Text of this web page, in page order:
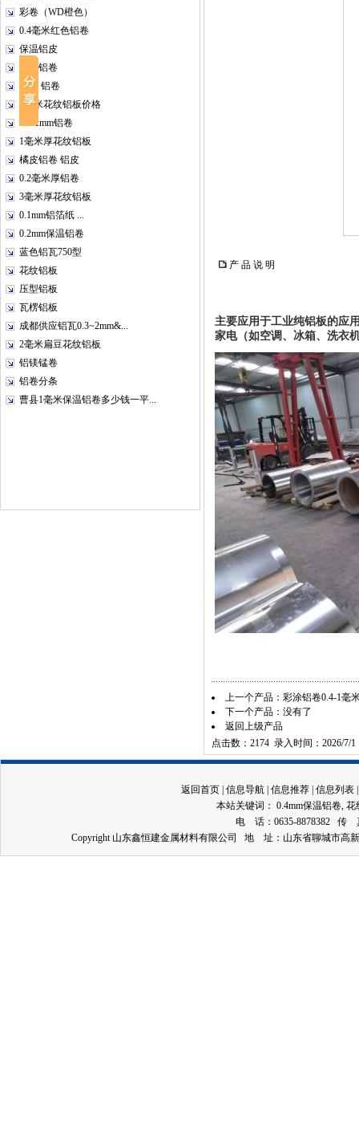
彩卷（WD橙色）
0.4毫米红色铝卷
保温铝皮
彩涂铝卷
1060 铝卷
5毫米花纹铝板价格
0.2-1mm铝卷
1毫米厚花纹铝板
橘皮铝卷 铝皮
0.2毫米厚铝卷
3毫米厚花纹铝板
0.1mm铝箔纸 ...
0.2mm保温铝卷
蓝色铝瓦750型
花纹铝板
压型铝板
瓦楞铝板
成都供应铝瓦0.3~2mm&...
2毫米扁豆花纹铝板
铝镁锰卷
铝卷分条
曹县1毫米保温铝卷多少钱一平...
产 品 说 明
主要应用于工业纯铝板的应
家电（如空调、冰箱、洗衣
上一个产品： 彩涂铝卷0.4-1毫
下一个产品：没有了
返回上级产品
点击数：2174 录入时间：2026/7/1
返回首页 信息导航 信息推荐 信息列表
本站关键词： 0.4mm保温铝卷, 花
电 话：0635-8878382 传
Copyright 山东鑫恒建金属材料有限公司 地 址：山东省聊城市高